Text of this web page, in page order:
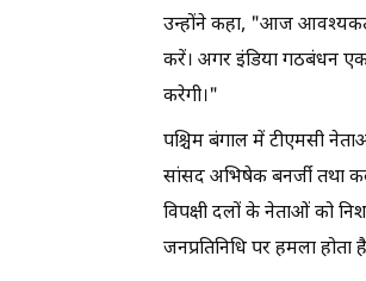
उन्होंने कहा, "आज
करें। अगर इंडिया गठबंधन
करेगी।"
पश्चिम बंगाल में टीएमसी
सांसद अभिषेक बनर्जी तथा
विपक्षी दलों के नेताओं को
जनप्रतिनिधि पर हमला